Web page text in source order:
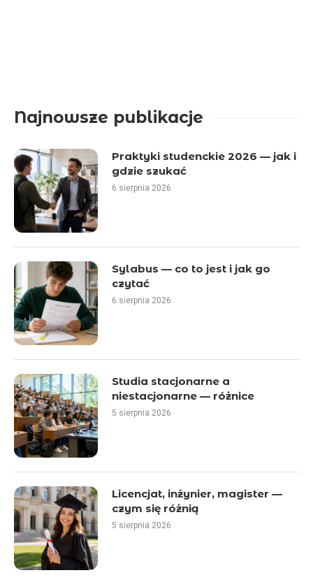
Najnowsze publikacje
Praktyki studenckie 2026 — jak i
gdzie szukać
6 sierpnia 2026
Sylabus — co to jest i jak go
czytać
6 sierpnia 2026
Studia stacjonarne a
niestacjonarne — różnice
5 sierpnia 2026
Licencjat, inżynier, magister —
czym się różnią
5 sierpnia 2026